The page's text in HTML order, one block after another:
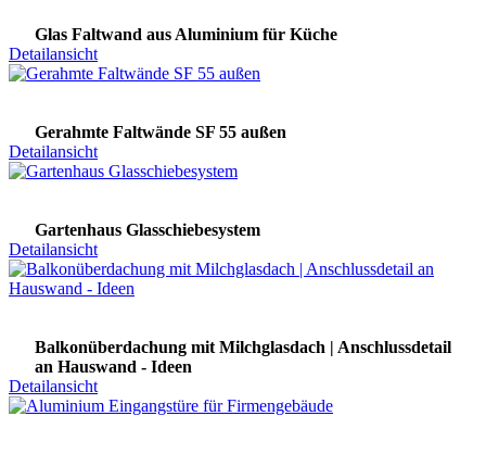
Glas Faltwand aus Aluminium für Küche
Detailansicht
Gerahmte Faltwände SF 55 außen
Detailansicht
Gartenhaus Glasschiebesystem
Detailansicht
Balkonüberdachung mit Milchglasdach | Anschlussdetail
an Hauswand - Ideen
Detailansicht